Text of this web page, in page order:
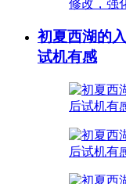
初夏西湖的
试机有感